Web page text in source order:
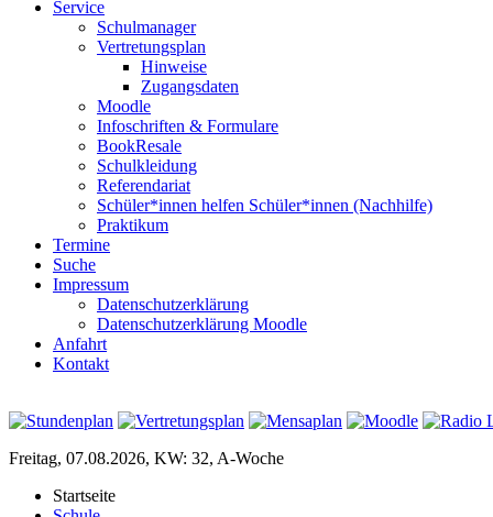
Service
Schulmanager
Vertretungsplan
Hinweise
Zugangsdaten
Moodle
Infoschriften & Formulare
BookResale
Schulkleidung
Referendariat
Schüler*innen helfen Schüler*innen (Nachhilfe)
Praktikum
Termine
Suche
Impressum
Datenschutzerklärung
Datenschutzerklärung Moodle
Anfahrt
Kontakt
Freitag, 07.08.2026, KW: 32, A-Woche
Startseite